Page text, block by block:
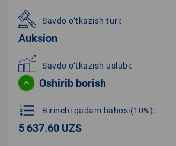
Savdo o‘tkazish turi:
Auksion
Savdo o‘tkazish uslubi:
Oshirib borish
format_list_numbered Birinchi qadam bahosi(10%):
5 637.60 UZS